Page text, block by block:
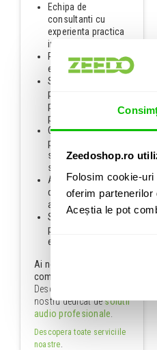
Zeedoshop.ro
Folosim cookie-
oferim
Aceștia le pot
Echipa de
consultanti cu
experienta practica
in domeniu;
Peste 17 ani de
experienta Zeedo;
Solutii
personalizate
pentru fiecare tip de
proiect;
Consultanta,
proiectare,
sonorizare, iluminat
si scenotehnica;
Acces la branduri
de top si tehnologii
actuale;
Suport si instructaj
pentru utilizarea
echipamentelor.
Ai nevoie de o solutie
completa?
Descopera serviciul
nostru dedicat desolutii
audio profesionale
Descopera toate serviciile
noastre.